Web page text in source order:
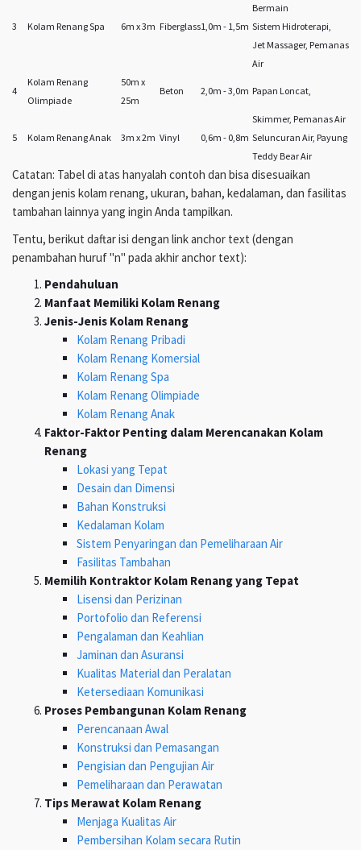
Bermain
3
Kolam Renang Spa 6m x 3m Fiberglass1,0m - 1,5m Sistem Hidroterapi,
Jet Massager, Pemanas
Air
4
Kolam Renang
Olimpiade
50m x
25m
Beton 2,0m - 3,0m Papan Loncat,
Skimmer, Pemanas Air
5
Kolam Renang Anak 3m x 2m Vinyl 0,6m - 0,8m Seluncuran Air, Payung
Teddy Bear Air
Catatan: Tabel di atas hanyalah contoh dan bisa disesuaikan
dengan jenis kolam renang, ukuran, bahan, kedalaman, dan fasilitas
tambahan lainnya yang ingin Anda tampilkan.
Tentu, berikut daftar isi dengan link anchor text (dengan
penambahan huruf "n" pada akhir anchor text):
Pendahuluan
Manfaat Memiliki Kolam Renang
Jenis-Jenis Kolam Renang
Kolam Renang Pribadi
Kolam Renang Komersial
Kolam Renang Spa
Kolam Renang Olimpiade
Kolam Renang Anak
Faktor-Faktor Penting dalam Merencanakan Kolam
Renang
Lokasi yang Tepat
Desain dan Dimensi
Bahan Konstruksi
Kedalaman Kolam
Sistem Penyaringan dan Pemeliharaan Air
Fasilitas Tambahan
Memilih Kontraktor Kolam Renang yang Tepat
Lisensi dan Perizinan
Portofolio dan Referensi
Pengalaman dan Keahlian
Jaminan dan Asuransi
Kualitas Material dan Peralatan
Ketersediaan Komunikasi
Proses Pembangunan Kolam Renang
Perencanaan Awal
Konstruksi dan Pemasangan
Pengisian dan Pengujian Air
Pemeliharaan dan Perawatan
Tips Merawat Kolam Renang
Menjaga Kualitas Air
Pembersihan Kolam secara Rutin